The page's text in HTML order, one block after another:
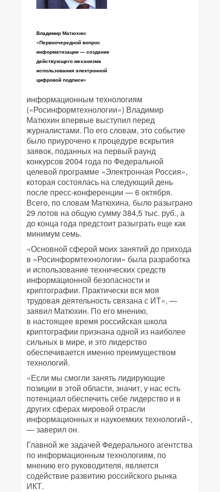
Владимир Матюхин:
«Первоочередной вопрос
информатизации — создание
действующего механизма
использования электронной
цифровой подписи»
информационным технологиям
(«Росинформтехнологии») Владимир
Матюхин впервые выступил перед
журналистами. По его словам, это событие
было приурочено к процедуре вскрытия
заявок, поданных на первый раунд
конкурсов 2004 года по Федеральной
целевой программе «Электронная Россия»,
которая состоялась на следующий день
после пресс-конференции — 6 октября.
Всего, по словам Матюхина, было разыграно
29 лотов на общую сумму 384,5 тыс. руб., а
до конца года предстоит разыграть еще как
минимум семь.
«Основной сферой моих занятий до прихода
в «Росинформтехнологии» была разработка
и использование технических средств
информационной безопасности и
криптографии. Практически вся моя
трудовая деятельность связана с ИТ», —
заявил Матюхин. По его мнению,
в настоящее время российская школа
криптографии признана одной из наиболее
сильных в мире, и это лидерство
обеспечивается именно преимуществом
технологий.
«Если мы смогли занять лидирующие
позиции в этой области, значит, у нас есть
потенциал обеспечить себе лидерство и в
других сферах мировой отрасли
информационных и наукоемких технологий»,
— заверил он.
Главной же задачей Федерального агентства
по информационным технологиям, по
мнению его руководителя, является
содействие развитию российского рынка
ИКТ.